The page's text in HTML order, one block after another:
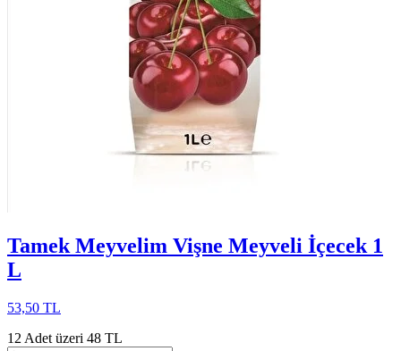
Tamek Meyvelim Vişne Meyveli İçecek 1
L
53,50 TL
12 Adet üzeri 48 TL